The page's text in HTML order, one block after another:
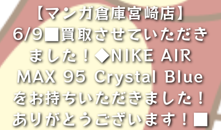
【マンガ倉庫宮崎店】
6/9■買取させていただき
ました！◆NIKE AIR
MAX 95 Crystal Blue
をお持ちいただきました！
ありがとうございます！■